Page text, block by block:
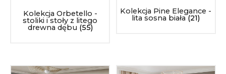
Kolekcja Orbetello -
stoliki i stoły z litego
drewna dębu (55)
Kolekcja Pine Elegance -
lita sosna biała (21)